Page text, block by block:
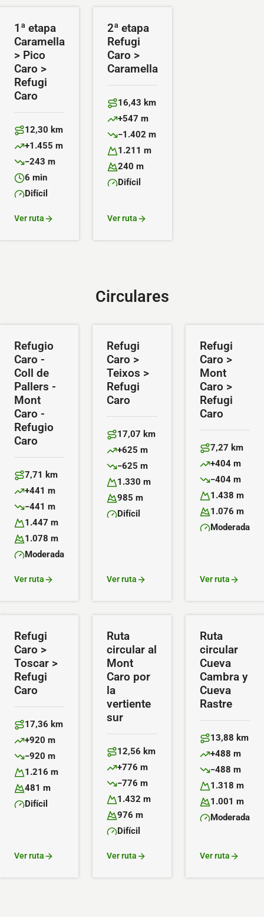
1ª etapa
Caramella
> Pico
Caro >
Refugi
Caro
Distancia:
12,30 km
Desnivel positivo:
+1.455 m
Desnivel negativo:
−243 m
Duración:
6 min
Dificultad:
Difícil
Ver ruta
2ª etapa
Refugi
Caro >
Caramella
Distancia:
16,43 km
Desnivel positivo:
+547 m
Desnivel negativo:
−1.402 m
Altitud máxima:
1.211 m
Altitud mínima:
240 m
Dificultad:
Difícil
Ver ruta
Circulares
Refugio
Caro -
Coll de
Pallers -
Mont
Caro -
Refugio
Caro
Distancia:
7,71 km
Desnivel positivo:
+441 m
Desnivel negativo:
−441 m
Altitud máxima:
1.447 m
Altitud mínima:
1.078 m
Dificultad:
Moderada
Ver ruta
Refugi
Caro >
Teixos >
Refugi
Caro
Distancia:
17,07 km
Desnivel positivo:
+625 m
Desnivel negativo:
−625 m
Altitud máxima:
1.330 m
Altitud mínima:
985 m
Dificultad:
Difícil
Ver ruta
Refugi
Caro >
Mont
Caro >
Refugi
Caro
Distancia:
7,27 km
Desnivel
+404 m
Desnivel
−404 m
Altitud máxima:
1.438 m
Altitud mínima:
1.076 m
Dificultad:
Moderada
Ver ruta
Refugi
Caro >
Toscar >
Refugi
Caro
Distancia:
17,36 km
Desnivel positivo:
+920 m
Desnivel negativo:
−920 m
Altitud máxima:
1.216 m
Altitud mínima:
481 m
Dificultad:
Difícil
Ver ruta
Ruta
circular al
Mont
Caro por
la
vertiente
sur
Distancia:
12,56 km
Desnivel positivo:
+776 m
Desnivel negativo:
−776 m
Altitud máxima:
1.432 m
Altitud mínima:
976 m
Dificultad:
Difícil
Ver ruta
Ruta
circular
Cueva
Cambra y
Cueva
Rastre
Distancia:
13,88 km
Desnivel
+488 m
Desnivel
−488 m
Altitud máxima:
1.318 m
Altitud mínima:
1.001 m
Dificultad:
Moderada
Ver ruta